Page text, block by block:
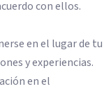
con ellos.
en el lugar de tu
y experiencias.
en el